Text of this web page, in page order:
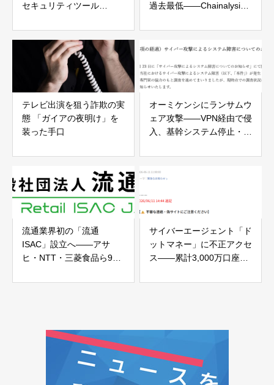
セキュリティツール
業向けに正式公開
過去最低——Chainalysis
にした攻防の変化
テレビ出演を狙う詐欺の実
態 「ガイアの夜明け」を
装った手口
オーミケンシにランサムウ
ェア攻撃——VPN経由で侵
入、基幹システム停止・決
流通業界初の「流通
ISAC」設立へ——アサ
ヒ・NTT・三菱食品ら9者
業界横断連携
サイバーエージェント「ド
ットマネー」に不正アクセ
ス——累計3,000万口座の
ビス停止、復旧まで約1か